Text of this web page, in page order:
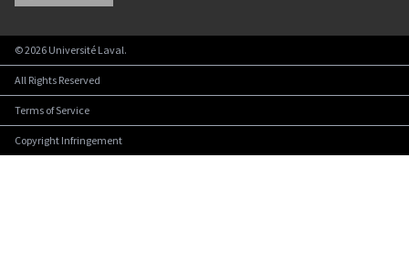
©2026 Université Laval.
All Rights Reserved
Terms of Service
Copyright Infringement